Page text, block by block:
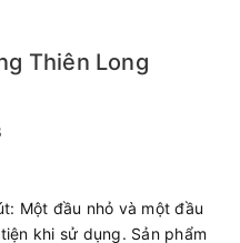
Thiên Long
Một đầu nhỏ và một đầu
khi sử dụng. Sản phẩm